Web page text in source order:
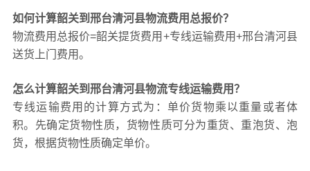
如何计算韶关到邢台清河县物流费用总报价？
物流费用总报价=韶关提货费用+专线运输费用+邢台清河县
送货上门费用。
怎么计算韶关到邢台清河县物流专线运输费用？
专线运输费用的计算方式为：单价货物乘以重量或者体
积。先确定货物性质，货物性质可分为重货、重泡货、泡
货，根据货物性质确定单价。